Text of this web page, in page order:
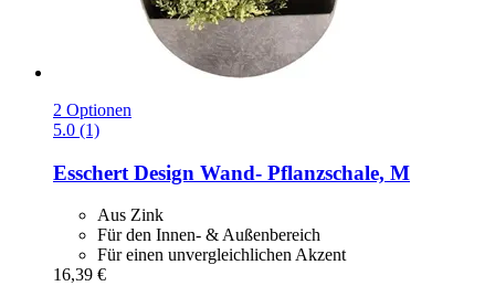
2 Optionen
5.0 (1)
Esschert Design Wand-​ Pflanzschale, M
Aus Zink
Für den Innen- & Außenbereich
Für einen unvergleichlichen Akzent
16,39 €